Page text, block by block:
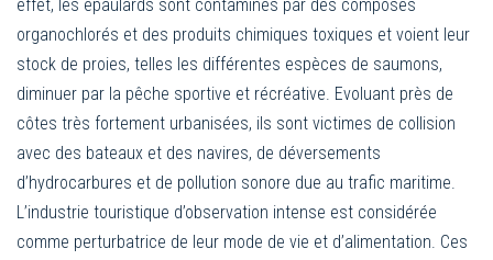
effet, les épaulards sont contaminés par des composés
organochlorés et des produits chimiques toxiques et voient leur
stock de proies, telles les différentes espèces de saumons,
diminuer par la pêche sportive et récréative. Evoluant près de
côtes très fortement urbanisées, ils sont victimes de collision
avec des bateaux et des navires, de déversements
d’hydrocarbures et de pollution sonore due au trafic maritime.
L’industrie touristique d’observation intense est considérée
comme perturbatrice de leur mode de vie et d’alimentation. Ces